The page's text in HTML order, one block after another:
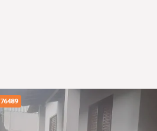
76489